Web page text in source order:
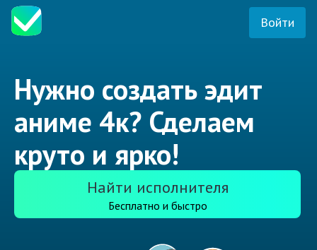
Войти
Нужно создать эдит
аниме 4к? Сделаем
круто и ярко!
Найти исполнителя
Бесплатно и быстро